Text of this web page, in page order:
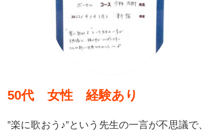
50代 女性 経験あり
”楽に歌おう♪”という先生の一言が不思議で、